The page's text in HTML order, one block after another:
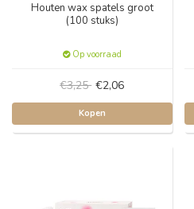
Houten wax spatels groot
(100 stuks)
Op voorraad
€3,25 €2,06
Kopen